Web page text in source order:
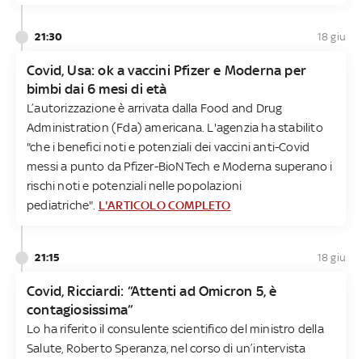
21:30 18 giu
Covid, Usa: ok a vaccini Pfizer e Moderna per
bimbi dai 6 mesi di età
L’autorizzazione è arrivata dalla Food and Drug
Administration (Fda) americana. L'agenzia ha stabilito
"che i benefici noti e potenziali dei vaccini anti-Covid
messi a punto da Pfizer-BioNTech e Moderna superano i
rischi noti e potenziali nelle popolazioni
pediatriche". L'ARTICOLO COMPLETO
21:15 18 giu
Covid, Ricciardi: “Attenti ad Omicron 5, è
contagiosissima”
Lo ha riferito il consulente scientifico del ministro della
Salute, Roberto Speranza, nel corso di un’intervista